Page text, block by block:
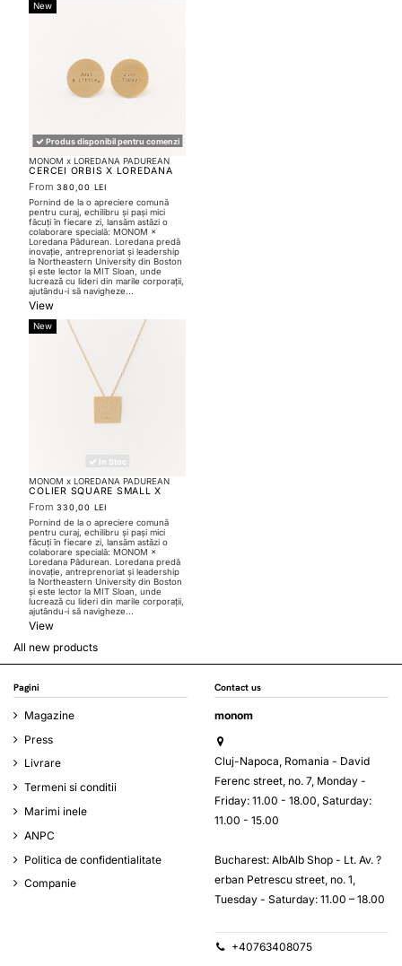
New
Produs disponibil pentru comenzi
MONOM x LOREDANA PADUREAN
CERCEI ORBIS X LOREDANA
PADUREAN
From380,00 LEI
Pornind de la o apreciere comună
pentru curaj, echilibru și pași mici
făcuți în fiecare zi, lansăm astăzi o
colaborare specială: MONOM ×
Loredana Pădurean. Loredana predă
inovație, antreprenoriat și leadership
la Northeastern University din Boston
și este lector la MIT Sloan, unde
lucrează cu lideri din marile corporații,
ajutându-i să navigheze...
View
New
In Stoc
MONOM x LOREDANA PADUREAN
COLIER SQUARE SMALL X
LOREDANA PADUREAN
From330,00 LEI
Pornind de la o apreciere comună
pentru curaj, echilibru și pași mici
făcuți în fiecare zi, lansăm astăzi o
colaborare specială: MONOM ×
Loredana Pădurean. Loredana predă
inovație, antreprenoriat și leadership
la Northeastern University din Boston
și este lector la MIT Sloan, unde
lucrează cu lideri din marile corporații,
ajutându-i să navigheze...
View
All new products
Pagini
Magazine
Press
Livrare
Termeni si conditii
Marimi inele
ANPC
Politica de confidentialitate
Companie
Contact us
monom
Cluj-Napoca, Romania - David
Ferenc street, no. 7, Monday -
Friday: 11.00 - 18.00, Saturday:
11.00 - 15.00
Bucharest: AlbAlb Shop - Lt. Av. ?
erban Petrescu street, no. 1,
Tuesday - Saturday: 11.00 – 18.00
+40763408075